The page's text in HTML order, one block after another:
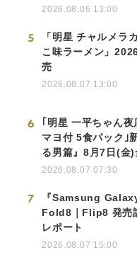
2026.08.06 13:00
5
「明星 チャルメラ
こ味ラーメン」
売
2026.08.07 13:00
6
｢明星 一平ちゃん
マヨ付 5食パック｣
る男篇』8月7日(金)
2026.08.07 07:30
7
『Samsung
Fold8｜Flip8 発売
レポート
2026.08.07 15:00